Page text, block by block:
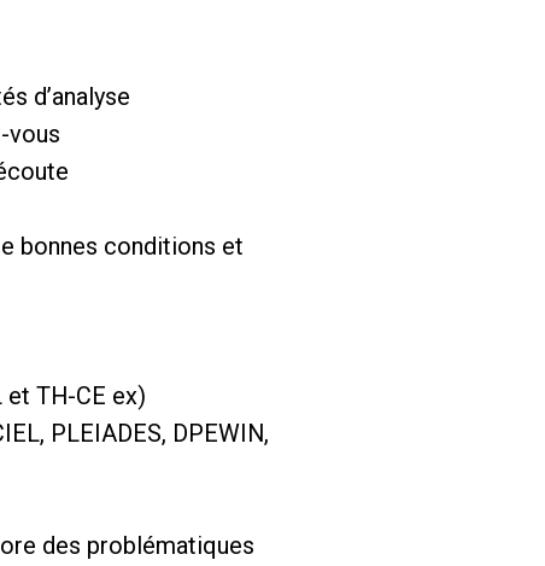
d’analyse
vous
bonnes conditions et
TH-CE ex)
PLEIADES, DPEWIN,
des problématiques